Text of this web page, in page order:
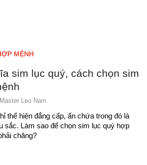
MỆNH
sim lục quý, cách chọn sim
Master Leo Nam
thể hiện đẳng cấp, ẩn chứa trong đó là
sắc. Làm sao để chọn sim lục quý hợp
chăng?